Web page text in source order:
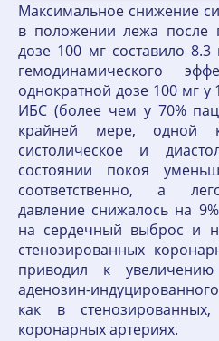
Максимальное снижение
в положении лежа после
дозе 100 мг составило
гемодинамического
однократной дозе 100 мг у
ИБС (более чем у 70%
крайней мере, одной
систолическое и
состоянии покоя
соответственно, а
давление снижалось на
на сердечный выброс и
стенозированных
приводил к
аденозин-
как в
коронарных артериях.